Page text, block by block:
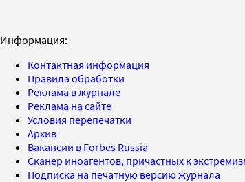
Информация:
Контактная информация
Правила обработки
Реклама в журнале
Реклама на сайте
Условия перепечатки
Архив
Вакансии в Forbes Russia
Сканер иноагентов, причастных к
Подписка на печатную версию журнала